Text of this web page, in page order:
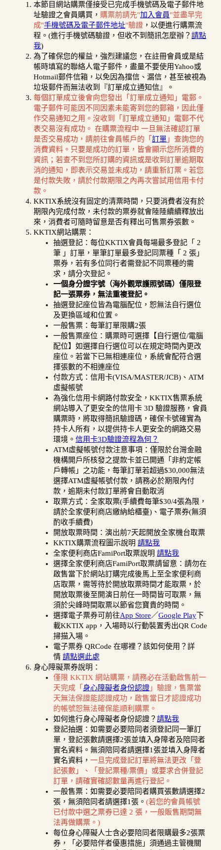
本節目網站購票僅接受已完成手機號碼及電子郵件地
址驗證之會員購買， 購票前請先"加入會員"並盡早完
成"手機號碼及電子郵件地址"驗證 ，以便進行購票流
程。(進行手機號碼驗證，但收不到簡訊怎麼辦？ 請點
我)
為了確保您的權益，強烈建議您，在註冊會員或是結
帳時填寫的聯絡人電子郵件，盡量不要使用Yahoo或
Hotmail郵件信箱，以免因為擋信、漏信，甚至被視為
垃圾郵件而無法收到『訂單成立通知信』。
每個訂單成立後會向您發出「訂單成立通知」電郵。
電子郵件可能因不同因素未能寄到您的郵箱，因此僅
作交易通知之用。沒收到「訂單成立通知」電郵不代
表交易沒有成功。 在購票流程中 一旦無法確認訂單
是否交易成功，請前往會員帳戶的「 訂單 」查詢您的
消費資料。只要是成功的訂單，皆會顯示您所消費的
資訊；若查不到您所訂購的資訊或是收到訂單逾期取
消的通知，即表示交易並未成功，請重新訂票。若您
是付款失敗，請於付款期限之內再次嘗試用信用卡付
款。
KKTIX系統沒有固定的清票時間，只要消費者沒有於
期限內完成付款，未付款的票券就會陸陸續續釋放出
來，消費者可隨時留意是否有釋出可售票券張數。
KKTIX網站購票：
抽選登記： 每位KKTIX會員每場最多登記「 2
筆 」訂單，單筆訂單最多登記同票種「 2 張」
票券，若有多位同行者需登記不同票種的需
求，請分次登記。
一個身分證字號（海外觀眾護照號碼）僅限登
記一張票券，無法重複登記。
抽選登記座位皆為電腦配位，恕無法自行選位
及更換區域和位置。
一般售票：每筆訂單限購2張
一般售票座位：購票時可選擇【自行選位/電腦
配位】如選擇自行選位可以在規定時間內更改
座位。若當下已無相連座位，系統會配符合選
擇張數的不相連座位
付款方式：信用卡(VISA/MASTER/JCB)、ATM
虛擬帳號
為強化信用卡網路付款安全，KKTIX售票系統
網站導入了更安全的信用卡 3D 驗證服務，會員
購票時，將取得簡訊驗證碼，確保卡號確實為
持卡人所有，以提供持卡人更安全的網路交易
環境。 信用卡3D驗證流程為何？
ATM虛擬帳號付款注意事項：僅限於台灣金融
機構開戶所核發之提款卡並已開通「非約定帳
戶轉帳」之功能，每筆訂單若超過$30,000無法
選擇ATM虛擬帳號付款，請務必於期限內付
款，逾期未付款訂單將會自動取消
取票方式：全家取票(手續費每筆$30/4張為限，
請於全家便利商店繳納給櫃臺)、電子票券(無須
酌收手續費)
開放取票時間：演出前7天起開放全家機台取票
KKTIX購票流程圖示說明 請點我
全家便利商店FamiPort取票說明 請點我
選擇全家便利商店FamiPort取票請留意：請勿在
啟售當下於網站訂購完成後馬上至全家便利商
店取票，需等待於開放取票時間才能取票，於
開放取票後至開演日前任一時間皆可取票，無
須於尖峰時間取票以節省您寶貴的時間。
選擇電子票券可前往App Store／Google Play下
載KKTIX app，入場時以行動裝置秀出QR Code
掃描入場。
電子票券 QRCode 在哪裡？該如何使用？詳
情 請點選此處
身心障礙票券說明：
僅限 KKTIX 網站購票，請務必在活動啟售前一
天完成「 身心障礙者身份認證 」驗證，售票當
天無法保證能認證成功，啟售當日才認證成功
的帳號恕無法確保能順利購票。
如何進行身心障礙者身份認證？ 請點我
登記抽選：如需要必要陪同者須登記同一筆訂
單，登記張數請選擇2張並填入身障者及陪同者
實名資料。無須陪同者請選擇1張並填入身障者
實名資料， 一旦完成登記訂單將無法更改「登
記張數」、「登記票種/票價」或要求合併登記
訂單，請確實確認數量再進行登記。
一般售票：如需要必要陪同者購買張數請選擇2
張，無須陪同者請選擇1張。 (若您的會員帳號
已付款中選之票券已達 2 張，一般販售期間無
法再做購票。)
每位身心障礙人士含必要陪同者限購最多2張票
券，「必要陪伴者優惠措施」須通過主管機關